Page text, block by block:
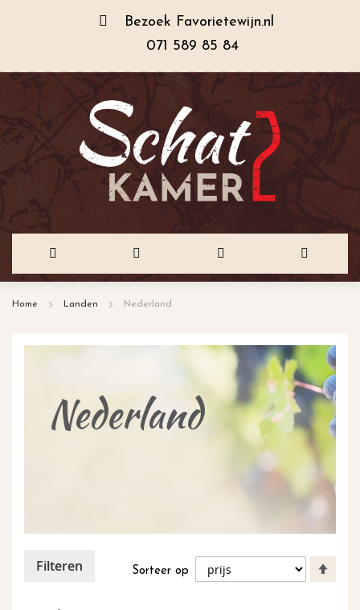
Bezoek Favorietewijn.nl
071 589 85 84
Home Landen Nederland
Nederland
Sorteer op
hoog
Filteren